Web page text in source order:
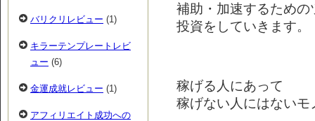
補助・加速するため
投資をしていきます。
稼げる人にあって
稼げない人にはないモ
バリクリレビュー (1)
キラーテンプレートレビ
ュー (6)
金運成就レビュー (1)
アフィリエイト成功への